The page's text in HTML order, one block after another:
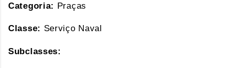
Categoria: Praças
Classe: Serviço Naval
Subclasses: